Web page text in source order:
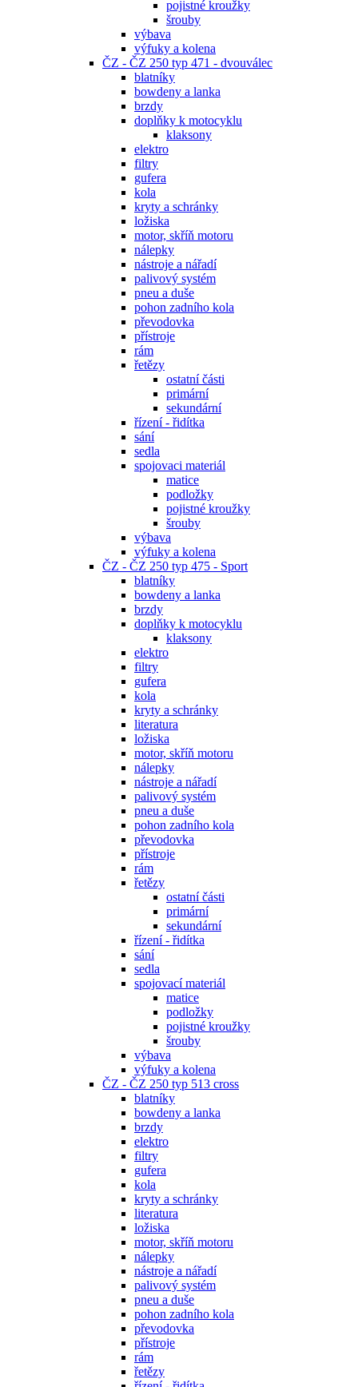
pojistné kroužky
šrouby
výbava
výfuky a kolena
ČZ - ČZ 250 typ 471 - dvouválec
blatníky
bowdeny a lanka
brzdy
doplňky k motocyklu
klaksony
elektro
filtry
gufera
kola
kryty a schránky
ložiska
motor, skříň motoru
nálepky
nástroje a nářadí
palivový systém
pneu a duše
pohon zadního kola
převodovka
přístroje
rám
řetězy
ostatní části
primární
sekundární
řízení - řidítka
sání
sedla
spojovaci materiál
matice
podložky
pojistné kroužky
šrouby
výbava
výfuky a kolena
ČZ - ČZ 250 typ 475 - Sport
blatníky
bowdeny a lanka
brzdy
doplňky k motocyklu
klaksony
elektro
filtry
gufera
kola
kryty a schránky
literatura
ložiska
motor, skříň motoru
nálepky
nástroje a nářadí
palivový systém
pneu a duše
pohon zadního kola
převodovka
přístroje
rám
řetězy
ostatní části
primární
sekundární
řízení - řidítka
sání
sedla
spojovací materiál
matice
podložky
pojistné kroužky
šrouby
výbava
výfuky a kolena
ČZ - ČZ 250 typ 513 cross
blatníky
bowdeny a lanka
brzdy
elektro
filtry
gufera
kola
kryty a schránky
literatura
ložiska
motor, skříň motoru
nálepky
nástroje a nářadí
palivový systém
pneu a duše
pohon zadního kola
převodovka
přístroje
rám
řetězy